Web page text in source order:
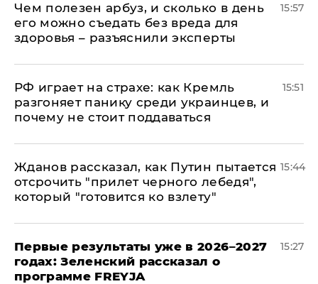
Чем полезен арбуз, и сколько в день
его можно съедать без вреда для
здоровья – разъяснили эксперты
15:57
РФ играет на страхе: как Кремль
разгоняет панику среди украинцев, и
почему не стоит поддаваться
15:51
Жданов рассказал, как Путин пытается
отсрочить "прилет черного лебедя",
который "готовится ко взлету"
15:44
Первые результаты уже в 2026–2027
годах: Зеленский рассказал о
программе FREYJA
15:27